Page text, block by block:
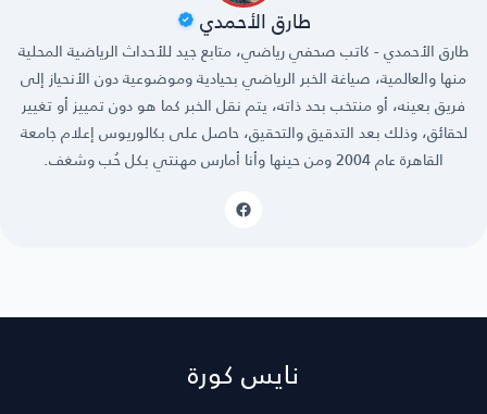
طارق الأحمدي
طارق الأحمدي - كاتب صحفي رياضي، متابع جيد للأحداث الرياضية المحلية
منها والعالمية، صياغة الخبر الرياضي بحيادية وموضوعية دون الأنحياز إلى
فريق بعينه، أو منتخب بحد ذاته، يتم نقل الخبر كما هو دون تمييز أو تغيير
لحقائق، وذلك بعد التدقيق والتحقيق، حاصل على بكالوريوس إعلام جامعة
القاهرة عام 2004 ومن حينها وأنا أمارس مهنتي بكل حُب وشغف.
نايس كورة